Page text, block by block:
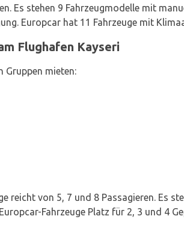
Es stehen 9 Fahrzeugmodelle mit
Europcar hat 11 Fahrzeuge mit
Flughafen Kayseri
Gruppen mieten:
reicht von 5, 7 und 8 Passagieren. Es
Fahrzeuge Platz für 2, 3 und 4